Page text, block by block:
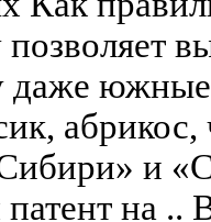
южные
и
на ..